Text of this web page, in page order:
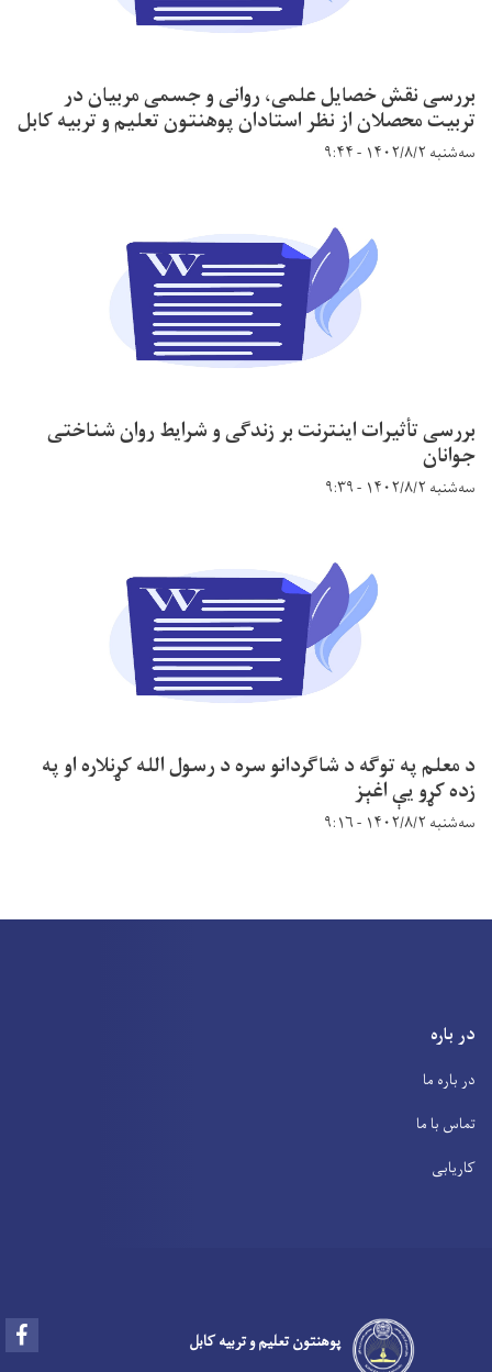
بررسی نقش خصایل علمی، روانی و جسمی مربیان در
تربیت محصلان از نظر استادان پوهنتون تعلیم و تربیه کابل
سه‌شنبه ۱۴۰۲/۸/۲ - ۹:۴۴
بررسی تأثیرات اینترنت بر زندگی و شرایط روان شناختی
جوانان
سه‌شنبه ۱۴۰۲/۸/۲ - ۹:۳۹
د معلم په توګه د شاګردانو سره د رسول الله کړنلاره او په
زده کړو یې اغېز
سه‌شنبه ۱۴۰۲/۸/۲ - ۹:۱۶
در باره
در باره ما
تماس با ما
کاریابی
پوهنتون تعلیم و تربیه کابل